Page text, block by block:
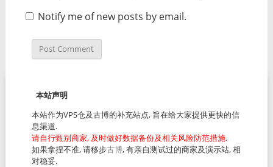
Notify me of new posts by email.
本站声明
本站作为VPS仓及古博的补充站点, 旨在给大家提供更快的信
息渠道.
请自行甄别商家, 及时做好数据备份及相关风险防范措施.
如果拿捏不准, 请移步古博, 有亲自测试过的商家及演示站, 相
对稳妥.